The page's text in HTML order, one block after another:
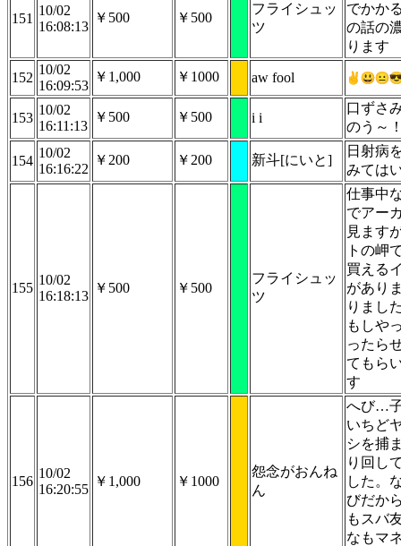
151
10/02
16:08:13
￥500 ￥500
フライシュッ
ツ
でかか
の話の
ります
152
10/02
16:09:53
￥1,000 ￥1000 aw fool
153
10/02
16:11:13
￥500 ￥500 i i
口ずさ
のう～
154
10/02
16:16:22
￥200 ￥200 新斗[にいと]
日射病
みては
155
10/02
16:18:13
￥500 ￥500
フライシュッ
ツ
仕事中
でアー
見ます
トの岬
買える
があり
りまし
もしや
ったら
てもら
す
156
10/02
16:20:55
￥1,000 ￥1000
怨念がおんね
ん
へび…
いちど
シを捕
り回し
した。
びだか
もスバ
なもマ